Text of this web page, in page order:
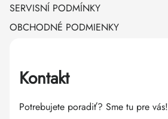
SERVISNÍ PODMÍNKY
OBCHODNÉ PODMIENKY
Kontakt
Potrebujete poradiť? Sme tu pre vás!